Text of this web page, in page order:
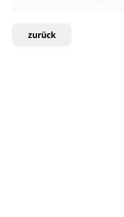
zurück